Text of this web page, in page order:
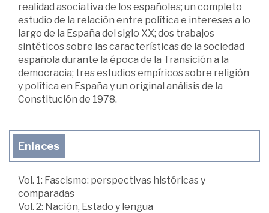
realidad asociativa de los españoles; un completo
estudio de la relación entre política e intereses a lo
largo de la España del siglo XX; dos trabajos
sintéticos sobre las características de la sociedad
española durante la época de la Transición a la
democracia; tres estudios empíricos sobre religión
y política en España y un original análisis de la
Constitución de 1978.
Enlaces
Vol. 1: Fascismo: perspectivas históricas y
comparadas
Vol. 2: Nación, Estado y lengua